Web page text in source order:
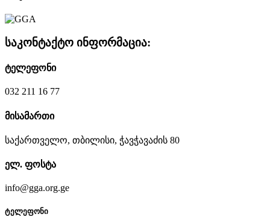
საკონტაქტო ინფორმაცია:
ტელეფონი
032 211 16 77
მისამართი
საქართველო, თბილისი, ჭავჭავაძის 80
ელ. ფოსტა
info@gga.org.ge
ტელეფონი